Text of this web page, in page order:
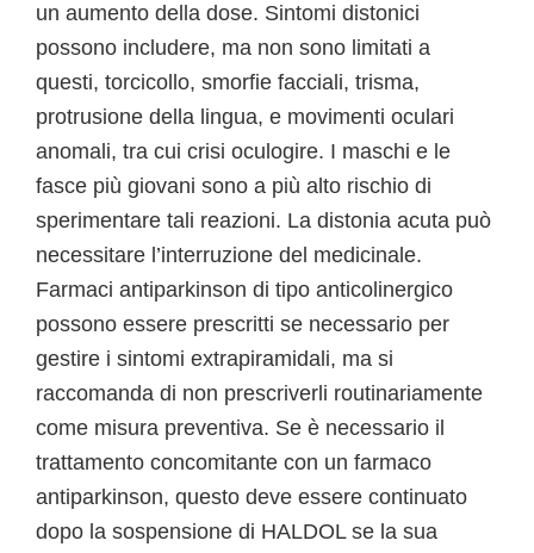
un aumento della dose. Sintomi distonici
possono includere, ma non sono limitati a
questi, torcicollo, smorfie facciali, trisma,
protrusione della lingua, e movimenti oculari
anomali, tra cui crisi oculogire. I maschi e le
fasce più giovani sono a più alto rischio di
sperimentare tali reazioni. La distonia acuta può
necessitare l’interruzione del medicinale.
Farmaci antiparkinson di tipo anticolinergico
possono essere prescritti se necessario per
gestire i sintomi extrapiramidali, ma si
raccomanda di non prescriverli routinariamente
come misura preventiva. Se è necessario il
trattamento concomitante con un farmaco
antiparkinson, questo deve essere continuato
dopo la sospensione di HALDOL se la sua